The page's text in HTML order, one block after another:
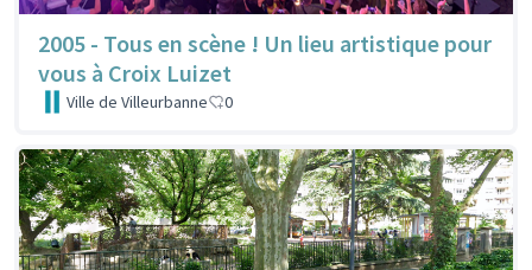
2005 - Tous en scène ! Un lieu artistique pour
vous à Croix Luizet
Ville de Villeurbanne 0